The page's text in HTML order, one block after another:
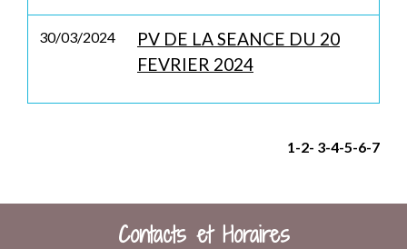
30/03/2024
PV DE LA SEANCE DU 20
FEVRIER 2024
1-2- 3-4-5-6-7
Contacts et Horaires